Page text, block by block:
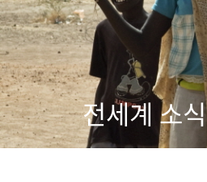
전세계 소식